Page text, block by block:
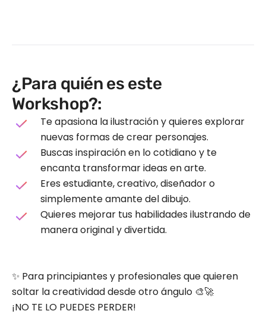
¿Para quién es este
Workshop?:
Te apasiona la ilustración y quieres explorar
nuevas formas de crear personajes.
Buscas inspiración en lo cotidiano y te
encanta transformar ideas en arte.
Eres estudiante, creativo, diseñador o
simplemente amante del dibujo.
Quieres mejorar tus habilidades ilustrando de
manera original y divertida.
✨ Para principiantes y profesionales que quieren
soltar la creatividad desde otro ángulo 🎨🚀
¡NO TE LO PUEDES PERDER!